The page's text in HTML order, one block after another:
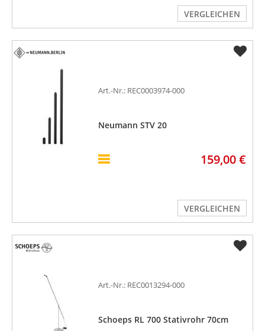
VERGLEICHEN
Art.-Nr.: REC0003974-000
Neumann STV 20
159,00 €
VERGLEICHEN
Art.-Nr.: REC0013294-000
Schoeps RL 700 Stativrohr 70cm